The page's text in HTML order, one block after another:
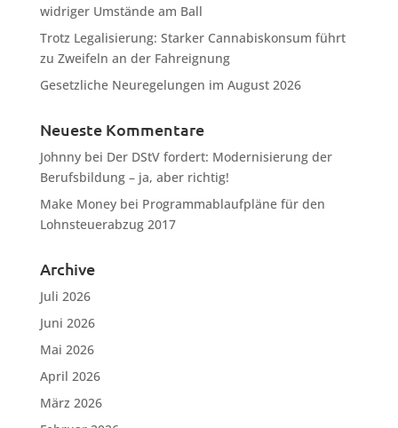
widriger Umstände am Ball
Trotz Legalisierung: Starker Cannabiskonsum führt
zu Zweifeln an der Fahreignung
Gesetzliche Neuregelungen im August 2026
Neueste Kommentare
Johnnybei Der DStV fordert: Modernisierung der
Berufsbildung – ja, aber richtig!
Make Moneybei Programmablaufpläne für den
Lohnsteuerabzug 2017
Archive
Juli 2026
Juni 2026
Mai 2026
April 2026
März 2026